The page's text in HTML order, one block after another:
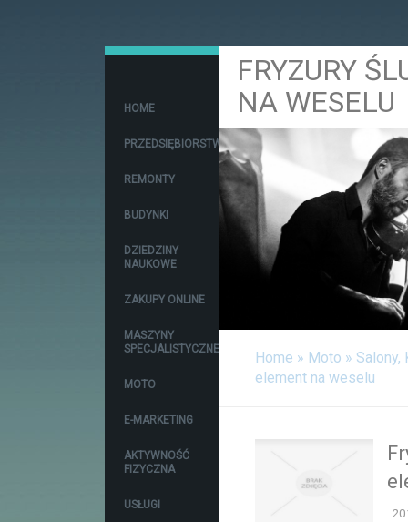
HOME
PRZEDSIĘBIORSTWA
REMONTY
BUDYNKI
DZIEDZINY
NAUKOWE
ZAKUPY ONLINE
MASZYNY
SPECJALISTYCZNE
MOTO
E-MARKETING
AKTYWNOŚĆ
FIZYCZNA
USŁUGI
FRYZURY
NA WESELU
Home » Moto » Salony,
element na weselu